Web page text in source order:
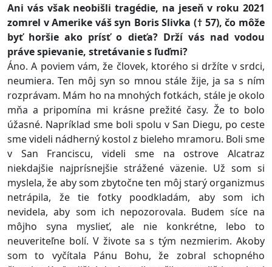
Ani vás však neobišli tragédie, na jeseň v roku 2021
zomrel v Amerike váš syn Boris Slivka († 57), čo môže
byť horšie ako prísť o dieťa? Drží vás nad vodou
práve spievanie, stretávanie s ľuďmi?
Áno. A poviem vám, že človek, ktorého si držíte v srdci,
neumiera. Ten môj syn so mnou stále žije, ja sa s ním
rozprávam. Mám ho na mnohých fotkách, stále je okolo
mňa a pripomína mi krásne prežité časy. Že to bolo
úžasné. Napríklad sme boli spolu v San Diegu, po ceste
sme videli nádherný kostol z bieleho mramoru. Boli sme
v San Franciscu, videli sme na ostrove Alcatraz
niekdajšie najprísnejšie strážené väzenie. Už som si
myslela, že aby som zbytočne ten môj starý organizmus
netrápila, že tie fotky poodkladám, aby som ich
nevidela, aby som ich nepozorovala. Budem síce na
môjho syna myslieť, ale nie konkrétne, lebo to
neuveriteľne bolí. V živote sa s tým nezmierim. Akoby
som to vyčítala Pánu Bohu, že zobral schopného